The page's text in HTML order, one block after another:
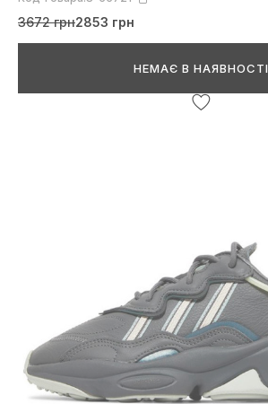
3672 грн2853 грн
НЕМАЄ В НАЯВНОСТІ